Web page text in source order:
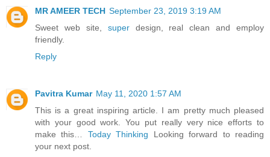
MR AMEER TECH September 23, 2019 3:19 AM
Sweet web site, superdesign, real clean and employ
friendly.
Reply
Pavitra Kumar May 11, 2020 1:57 AM
This is a great inspiring article. I am pretty much pleased
with your good work. You put really very nice efforts to
make this… Today Thinking Looking forward to reading
your next post.